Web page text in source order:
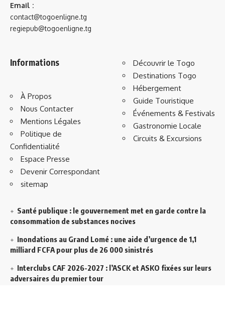
Email :
contact@togoenligne.tg
regiepub@togoenligne.tg
Informations
À Propos
Nous Contacter
Mentions Légales
Politique de
Confidentialité
Espace Presse
Devenir Correspondant
sitemap
Découvrir le Togo
Destinations Togo
Hébergement
Guide Touristique
Événements & Festivals
Gastronomie Locale
Circuits & Excursions
Santé publique : le gouvernement met en garde contre la
consommation de substances nocives
Inondations au Grand Lomé : une aide d’urgence de 1,1
milliard FCFA pour plus de 26 000 sinistrés
Interclubs CAF 2026-2027 : l’ASCK et ASKO fixées sur leurs
adversaires du premier tour